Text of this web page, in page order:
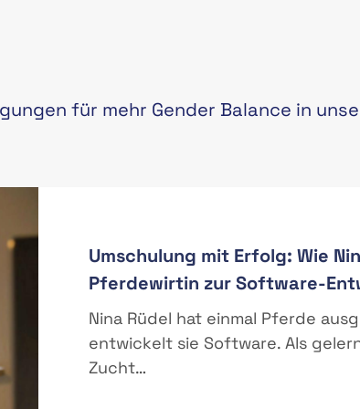
für mehr Gender Balance in
Umschulung mit Erfolg: Wie
Pferdewirtin zur Software-
Nina Rüdel hat einmal Pferde
entwickelt sie Software. Als
Zucht…